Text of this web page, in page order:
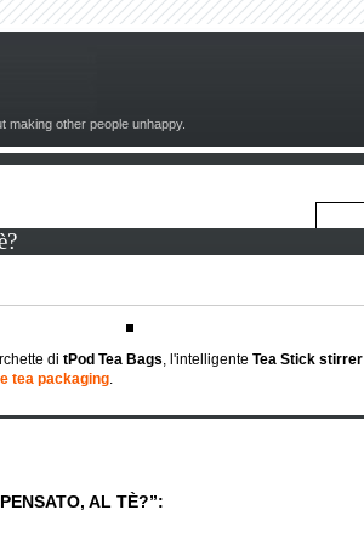
making other people unhappy.
di tPod Tea Bags, l'intelligente Tea Stick stirrer
tea packaging.
AL TÈ?”: